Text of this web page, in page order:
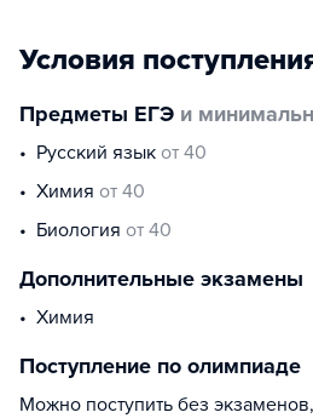
Условия
Предметы ЕГЭ и
русский язык от 40
химия от 40
биология от 40
Дополнительные экзамены
Химия
Поступление по олимпиаде
Можно поступить без